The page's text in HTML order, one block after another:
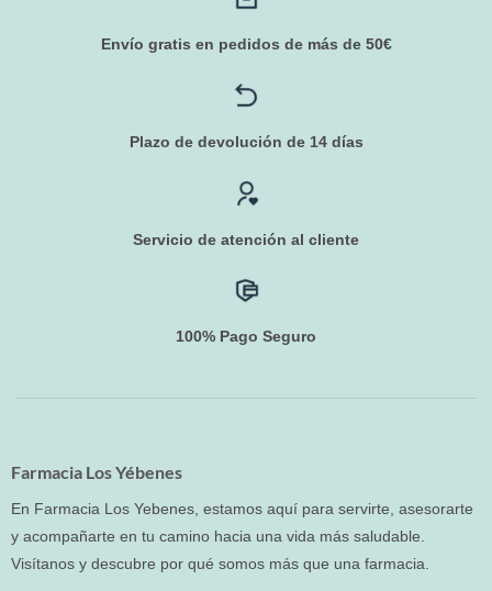
Envío gratis en pedidos de más de 50€
Plazo de devolución de 14 días
Servicio de atención al cliente
100% Pago Seguro
Farmacia Los Yébenes
En Farmacia Los Yebenes, estamos aquí para servirte, asesorarte
y acompañarte en tu camino hacia una vida más saludable.
Visítanos y descubre por qué somos más que una farmacia.